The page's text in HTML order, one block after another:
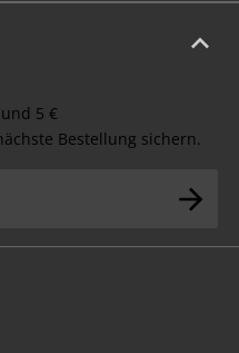
5 €
Bestellung sichern.